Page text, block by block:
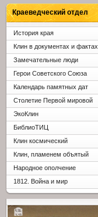
Краеведческий отдел
История края
Клин в документах и фактах
Замечательные люди
Герои Советского Союза
Календарь памятных дат
Столетие Первой мировой
ЭкоКлин
БиблиоТИЦ
Клин космический
Клин, пламенем объятый
Народное ополчение
1812. Война и мир